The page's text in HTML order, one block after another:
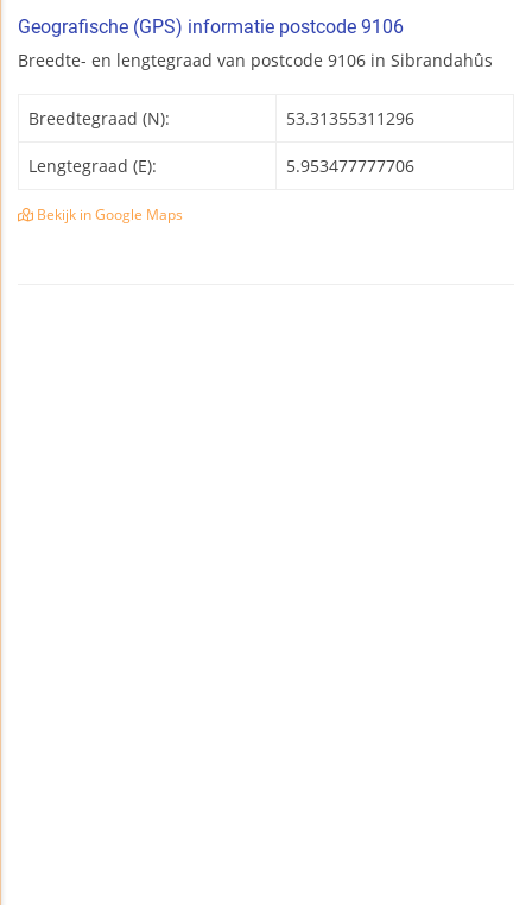
Geografische (GPS) informatie postcode 9106
Breedte- en lengtegraad van postcode 9106 in Sibrandahûs
Breedtegraad (N): 53.31355311296
Lengtegraad (E): 5.953477777706
Bekijk in Google Maps